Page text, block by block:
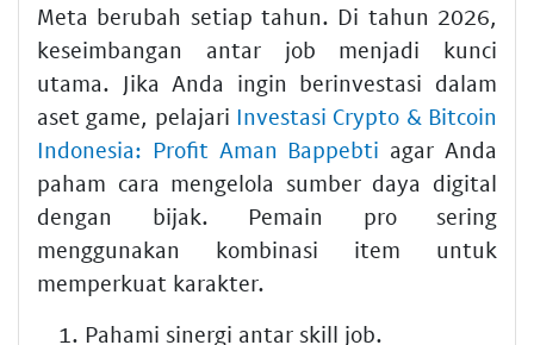
Meta berubah setiap tahun. Di tahun 2026,
keseimbangan antar job menjadi kunci
utama. Jika Anda ingin berinvestasi dalam
aset game, pelajari Investasi Crypto & Bitcoin
Indonesia: Profit Aman Bappebti agar Anda
paham cara mengelola sumber daya digital
dengan bijak. Pemain pro sering
menggunakan kombinasi item untuk
memperkuat karakter.
Pahami sinergi antar skill job.